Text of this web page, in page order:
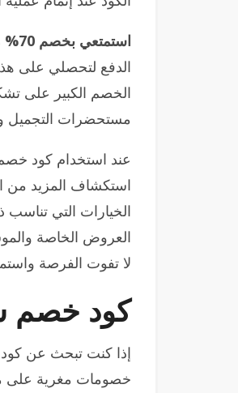
استمتعي بخصم 70% مذهل على جميع مشترياتك من شي إن!
الدفع لتحصلي على
الخصم الكبير على
مستحضرات التجميل
استكشاف المزيد من
الخيارات التي
العروض الخاصة
لا تفوت الفرصة
كود خصم شي ان
إذا كنت تبحث عن
خصومات مغرية على